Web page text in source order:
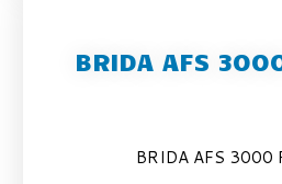
BRIDA AFS
BRIDA AFS 3000